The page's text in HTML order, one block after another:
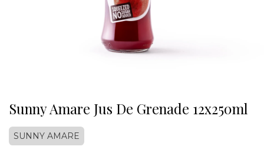
Sunny Amare Jus De Grenade 12x250ml
SUNNY AMARE